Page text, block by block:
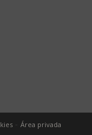
Área privada